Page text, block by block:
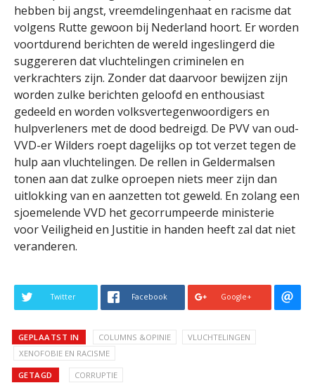
hebben bij angst, vreemdelingenhaat en racisme dat
volgens Rutte gewoon bij Nederland hoort. Er worden
voortdurend berichten de wereld ingeslingerd die
suggereren dat vluchtelingen criminelen en
verkrachters zijn. Zonder dat daarvoor bewijzen zijn
worden zulke berichten geloofd en enthousiast
gedeeld en worden volksvertegenwoordigers en
hulpverleners met de dood bedreigd. De PVV van oud-
VVD-er Wilders roept dagelijks op tot verzet tegen de
hulp aan vluchtelingen. De rellen in Geldermalsen
tonen aan dat zulke oproepen niets meer zijn dan
uitlokking van en aanzetten tot geweld. En zolang een
sjoemelende VVD het gecorrumpeerde ministerie
voor Veiligheid en Justitie in handen heeft zal dat niet
veranderen.
Twitter Facebook Google+
GEPLAATST IN COLUMNS &OPINIE
VLUCHTELINGEN
XENOFOBIE EN RACISME
GETAGD CORRUPTIE